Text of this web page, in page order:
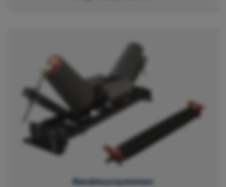
Bandstuursystemen